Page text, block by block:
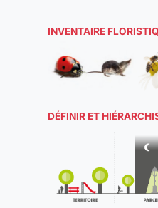
INVENTAIRE
DÉFINIR ET